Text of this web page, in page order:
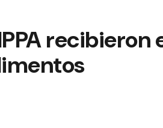
recibieron